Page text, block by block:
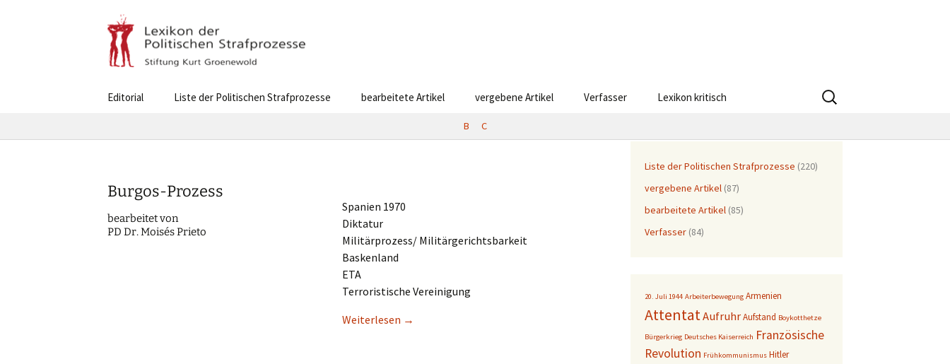
Editorial Liste der Politischen Strafprozesse bearbeitete Artikel vergebene Artikel Verfasser Lexikon kritisch
Suchen
nach:
B C
Burgos-Prozess
bearbei­tet von
PD Dr. Moisés Prieto
Spani­en 1970
Diktatur
Militärprozess/ Militärgerichtsbarkeit
Baskenland
ETA
Terro­ris­ti­sche Vereinigung
Weiter­le­sen →
Liste der Politischen Strafprozesse (220)
vergebene Artikel (87)
bearbeitete Artikel (85)
Verfasser (84)
20. Juli 1944 Arbeiterbewegung Armenien
AttentatAufruhrAufstand Boykotthetze
Bürgerkrieg Deutsches Kaiserreich Französische
Revolution Frühkommunismus Hitler